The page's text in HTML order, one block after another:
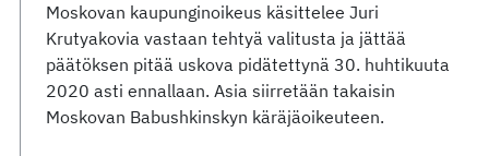
Moskovan kaupunginoikeus käsittelee Juri
Krutyakovia vastaan tehtyä valitusta ja jättää
päätöksen pitää uskova pidätettynä 30. huhtikuuta
2020 asti ennallaan. Asia siirretään takaisin
Moskovan Babushkinskyn käräjäoikeuteen.